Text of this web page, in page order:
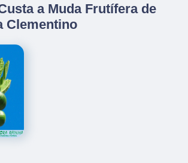
a Muda Frutífera de
Clementino